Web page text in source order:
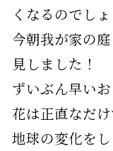
くなるのでしょ
今朝我が家の
見しました！
ずいぶん早い
花は正直なだけ
地球の変化を